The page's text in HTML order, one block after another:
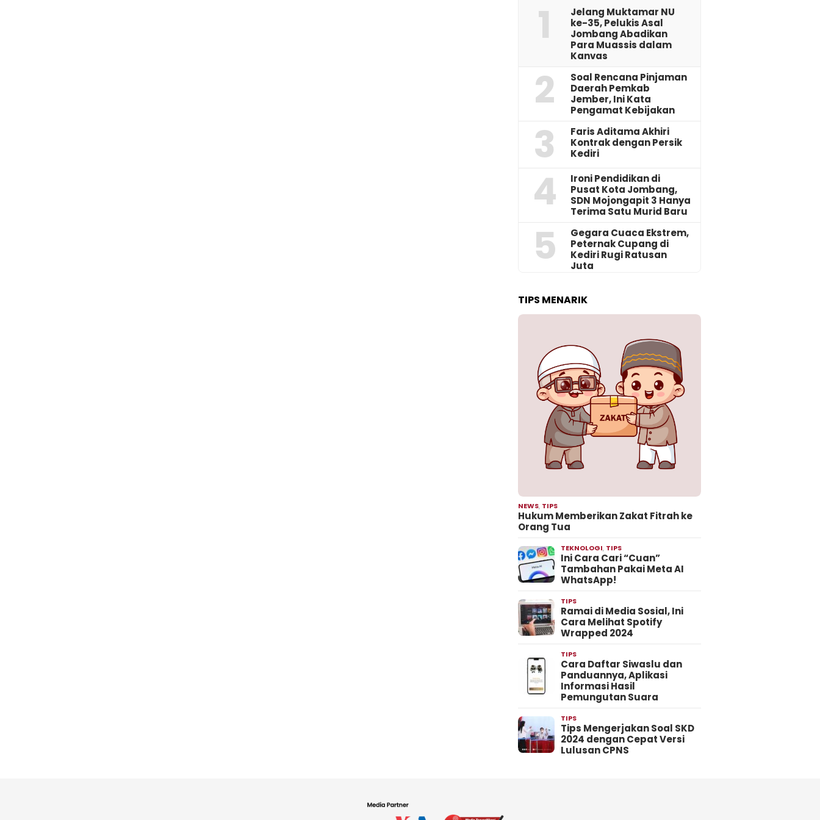
1
Jelang Muktamar NU
ke-35, Pelukis Asal
Jombang Abadikan
Para Muassis dalam
Kanvas
2
‎Soal Rencana Pinjaman
Daerah Pemkab
Jember, Ini Kata
Pengamat Kebijakan ‎
3
Faris Aditama Akhiri
Kontrak dengan Persik
Kediri
4
Ironi Pendidikan di
Pusat Kota Jombang,
SDN Mojongapit 3 Hanya
Terima Satu Murid Baru
5
‎Gegara Cuaca Ekstrem,
Peternak Cupang di
Kediri Rugi Ratusan
Juta
TIPS MENARIK
NEWS, TIPS
Hukum Memberikan Zakat Fitrah ke
Orang Tua
TEKNOLOGI, TIPS
Ini Cara Cari “Cuan”
Tambahan Pakai Meta AI
WhatsApp!
TIPS
Ramai di Media Sosial, Ini
Cara Melihat Spotify
Wrapped 2024
TIPS
Cara Daftar Siwaslu dan
Panduannya, Aplikasi
Informasi Hasil
Pemungutan Suara
TIPS
Tips Mengerjakan Soal SKD
2024 dengan Cepat Versi
Lulusan CPNS